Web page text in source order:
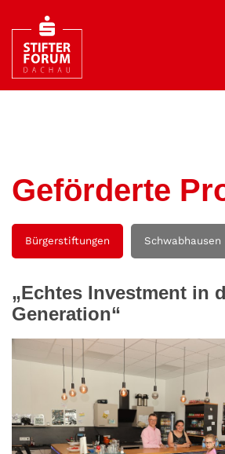
Geförderte
Bürgerstiftungen Schwabhausen
„Echtes Investment in
Generation“